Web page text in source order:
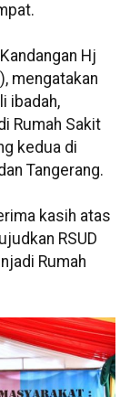
Hj
mengatakan
ibadah,
Rumah Sakit
kedua di
Tangerang.
kasih atas
RSUD
Rumah